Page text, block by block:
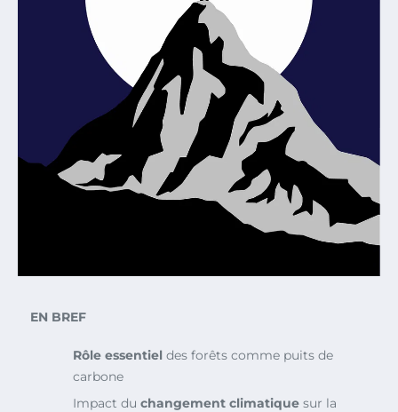
EN BREF
Rôle essentiel des forêts comme puits de
carbone
Impact du changement climatique sur la